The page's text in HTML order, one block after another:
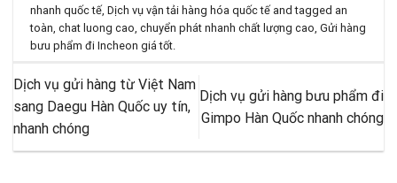
nhanh quốc tế,Dịch vụ vận tải hàng hóa quốc tếand tagged an
toàn ,chat luong cao ,chuyển phát nhanh chất lượng cao ,Gửi hàng
bưu phẩm đi Incheon giá tốt
Dịch vụ gửi hàng từ Việt Nam
sang Daegu Hàn Quốc uy tín,
nhanh chóng
Dịch vụ gửi hàng bưu phẩm đi
Gimpo Hàn Quốc nhanh chóng